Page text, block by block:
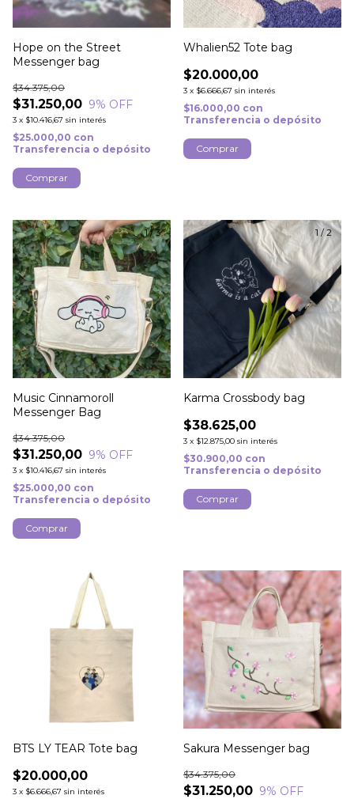
Hope on the Street
Messenger bag
$31.250,00
$34.375,00
9% OFF
3 x $10.416,67 sin interés
$25.000,00 con
Transferencia o depósito
Whalien52 Tote bag
$20.000,00
3 x $6.666,67 sin interés
$16.000,00 con
Transferencia o depósito
1/3
Music Cinnamoroll
Messenger Bag
$31.250,00
$34.375,00
9% OFF
3 x $10.416,67 sin interés
$25.000,00 con
Transferencia o depósito
1 /2
Karma Crossbody bag
$38.625,00
3 x $12.875,00 sin interés
$30.900,00 con
Transferencia o depósito
BTS LY TEAR Tote bag
$20.000,00
3 x $6.666,67 sin interés
Sakura Messenger bag
$31.250,00
$34.375,00
9% OFF